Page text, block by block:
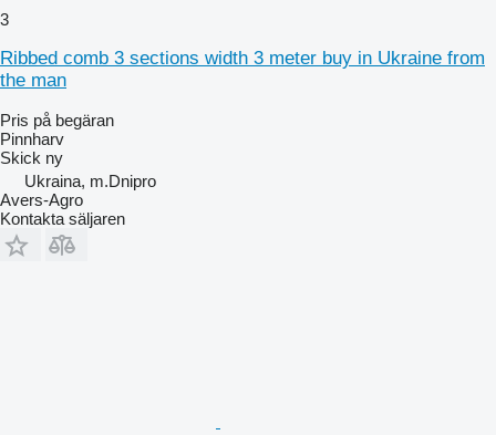
3
Ribbed comb 3 sections width 3 meter buy in Ukraine from
the man
Pris på begäran
Pinnharv
Skick ny
Ukraina, m.Dnipro
Avers-Agro
Kontakta säljaren